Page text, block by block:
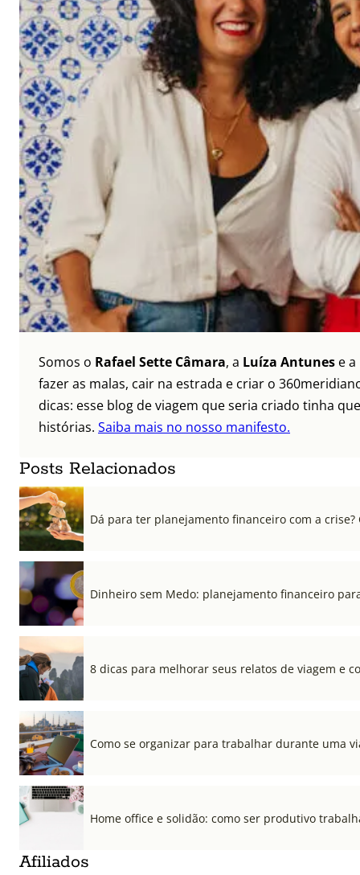
Somos o Rafael Sette Câmara, a Luíza Antunes e a
fazer as malas, cair na estrada e criar o
dicas: esse blog de viagem que seria criado tinha
histórias. Saiba mais no nosso manifesto.
Posts Relacionados
Dá para ter planejamento financeiro com a crise?
Dinheiro sem Medo: planejamento financeiro
8 dicas para melhorar seus relatos de viagem e
Como se organizar para trabalhar durante uma
Home office e solidão: como ser produtivo
Afiliados